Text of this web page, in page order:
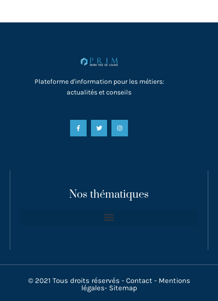
Plateforme d'information pour les métiers:
actualités et conseils
Nos thématiques
© 2021 Tous droits réservés - Contact- Mentions
légales- Sitemap